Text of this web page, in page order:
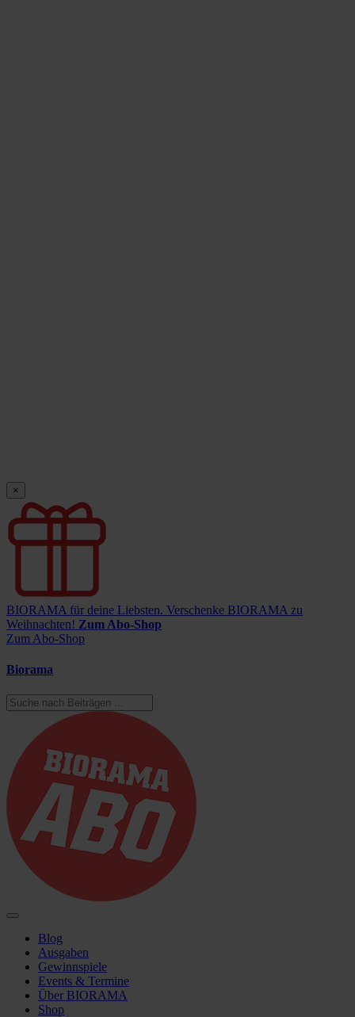
×
BIORAMA für deine Liebsten. Verschenke BIORAMA zu
Weihnachten! Zum Abo-Shop
Zum Abo-Shop
Biorama
Blog
Ausgaben
Gewinnspiele
Events & Termine
Über BIORAMA
Shop